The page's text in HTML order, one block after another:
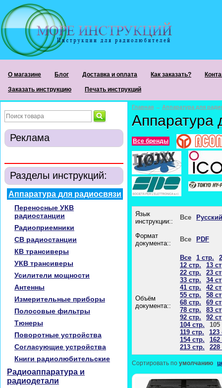
О магазине Блог Доставка и оплата Как заказать?
Заказать инструкцию Печать инструкций
Реклама
Разделы инструкций:
Аппаратура для радиосвязи
Переносные УКВ
радиостанции
Радиоприемники
CB радиостанции
КВ трансиверы
УКВ трансиверы
Усилители мощности
Антенны
Измерительные приборы
Полосовые фильтры
Тюнеры
Поворотные устройства
Согласующие устройства
Книги радиолюбительские
Радиоаппаратура и
радиодетали
Главная → Аппаратура для
Аппаратура
Все бренды
Язык
инструкции::
Все Русский
Формат
документа::
Все PDF
Объём
документа::
Все 1 стр.
12 стр.
13
22 стр.
23
33 стр.
34
41 стр.
42
55 стр.
58
68 стр.
69
78 стр.
83
92 стр.
92
104 стр.
105
119 стр.
123
154 стр.
162
213 стр.
228
Сортировать по умолчанию